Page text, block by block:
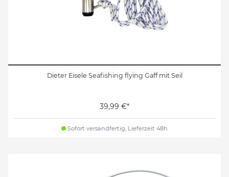
Dieter Eisele Seafishing flying Gaff mit Seil
39,99 €*
Sofort versandfertig, Lieferzeit 48h